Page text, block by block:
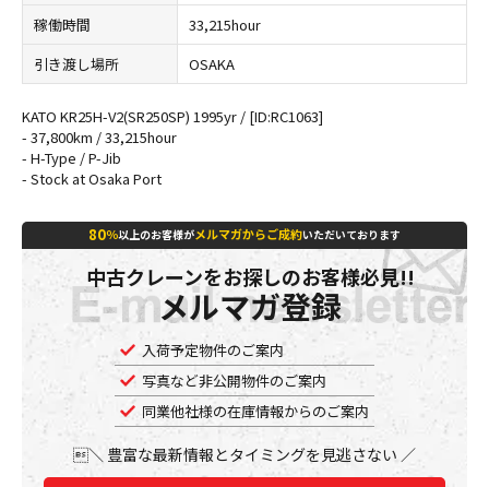
稼働時間
33,215hour
引き渡し場所
OSAKA
KATO KR25H-V2(SR250SP) 1995yr / [ID:RC1063]
- 37,800km / 33,215hour
- H-Type / P-Jib
- Stock at Osaka Port
80％以上のお客様がメルマガからご成約いただいております
中古クレーンをお探しのお客様必見!!
メルマガ登録
入荷予定物件のご案内
写真など非公開物件のご案内
同業他社様の在庫情報からのご案内
豊富な最新情報とタイミングを見逃さない